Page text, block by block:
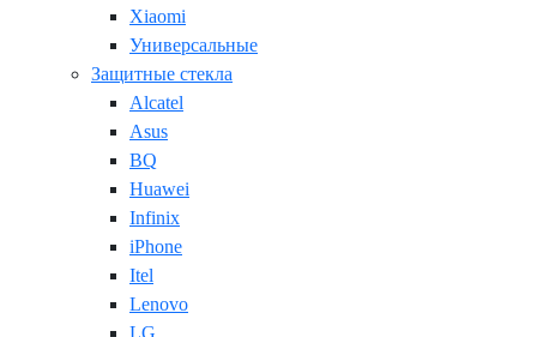
Xiaomi
Универсальные
Защитные стекла
Alcatel
Asus
BQ
Huawei
Infinix
iPhone
Itel
Lenovo